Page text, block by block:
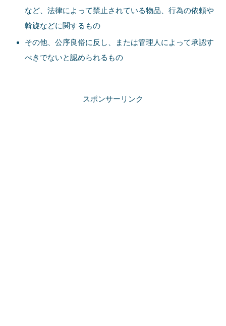
など、法律によって禁止されている物品、行為の依頼や
斡旋などに関するもの
その他、公序良俗に反し、または管理人によって承認す
べきでないと認められるもの
スポンサーリンク